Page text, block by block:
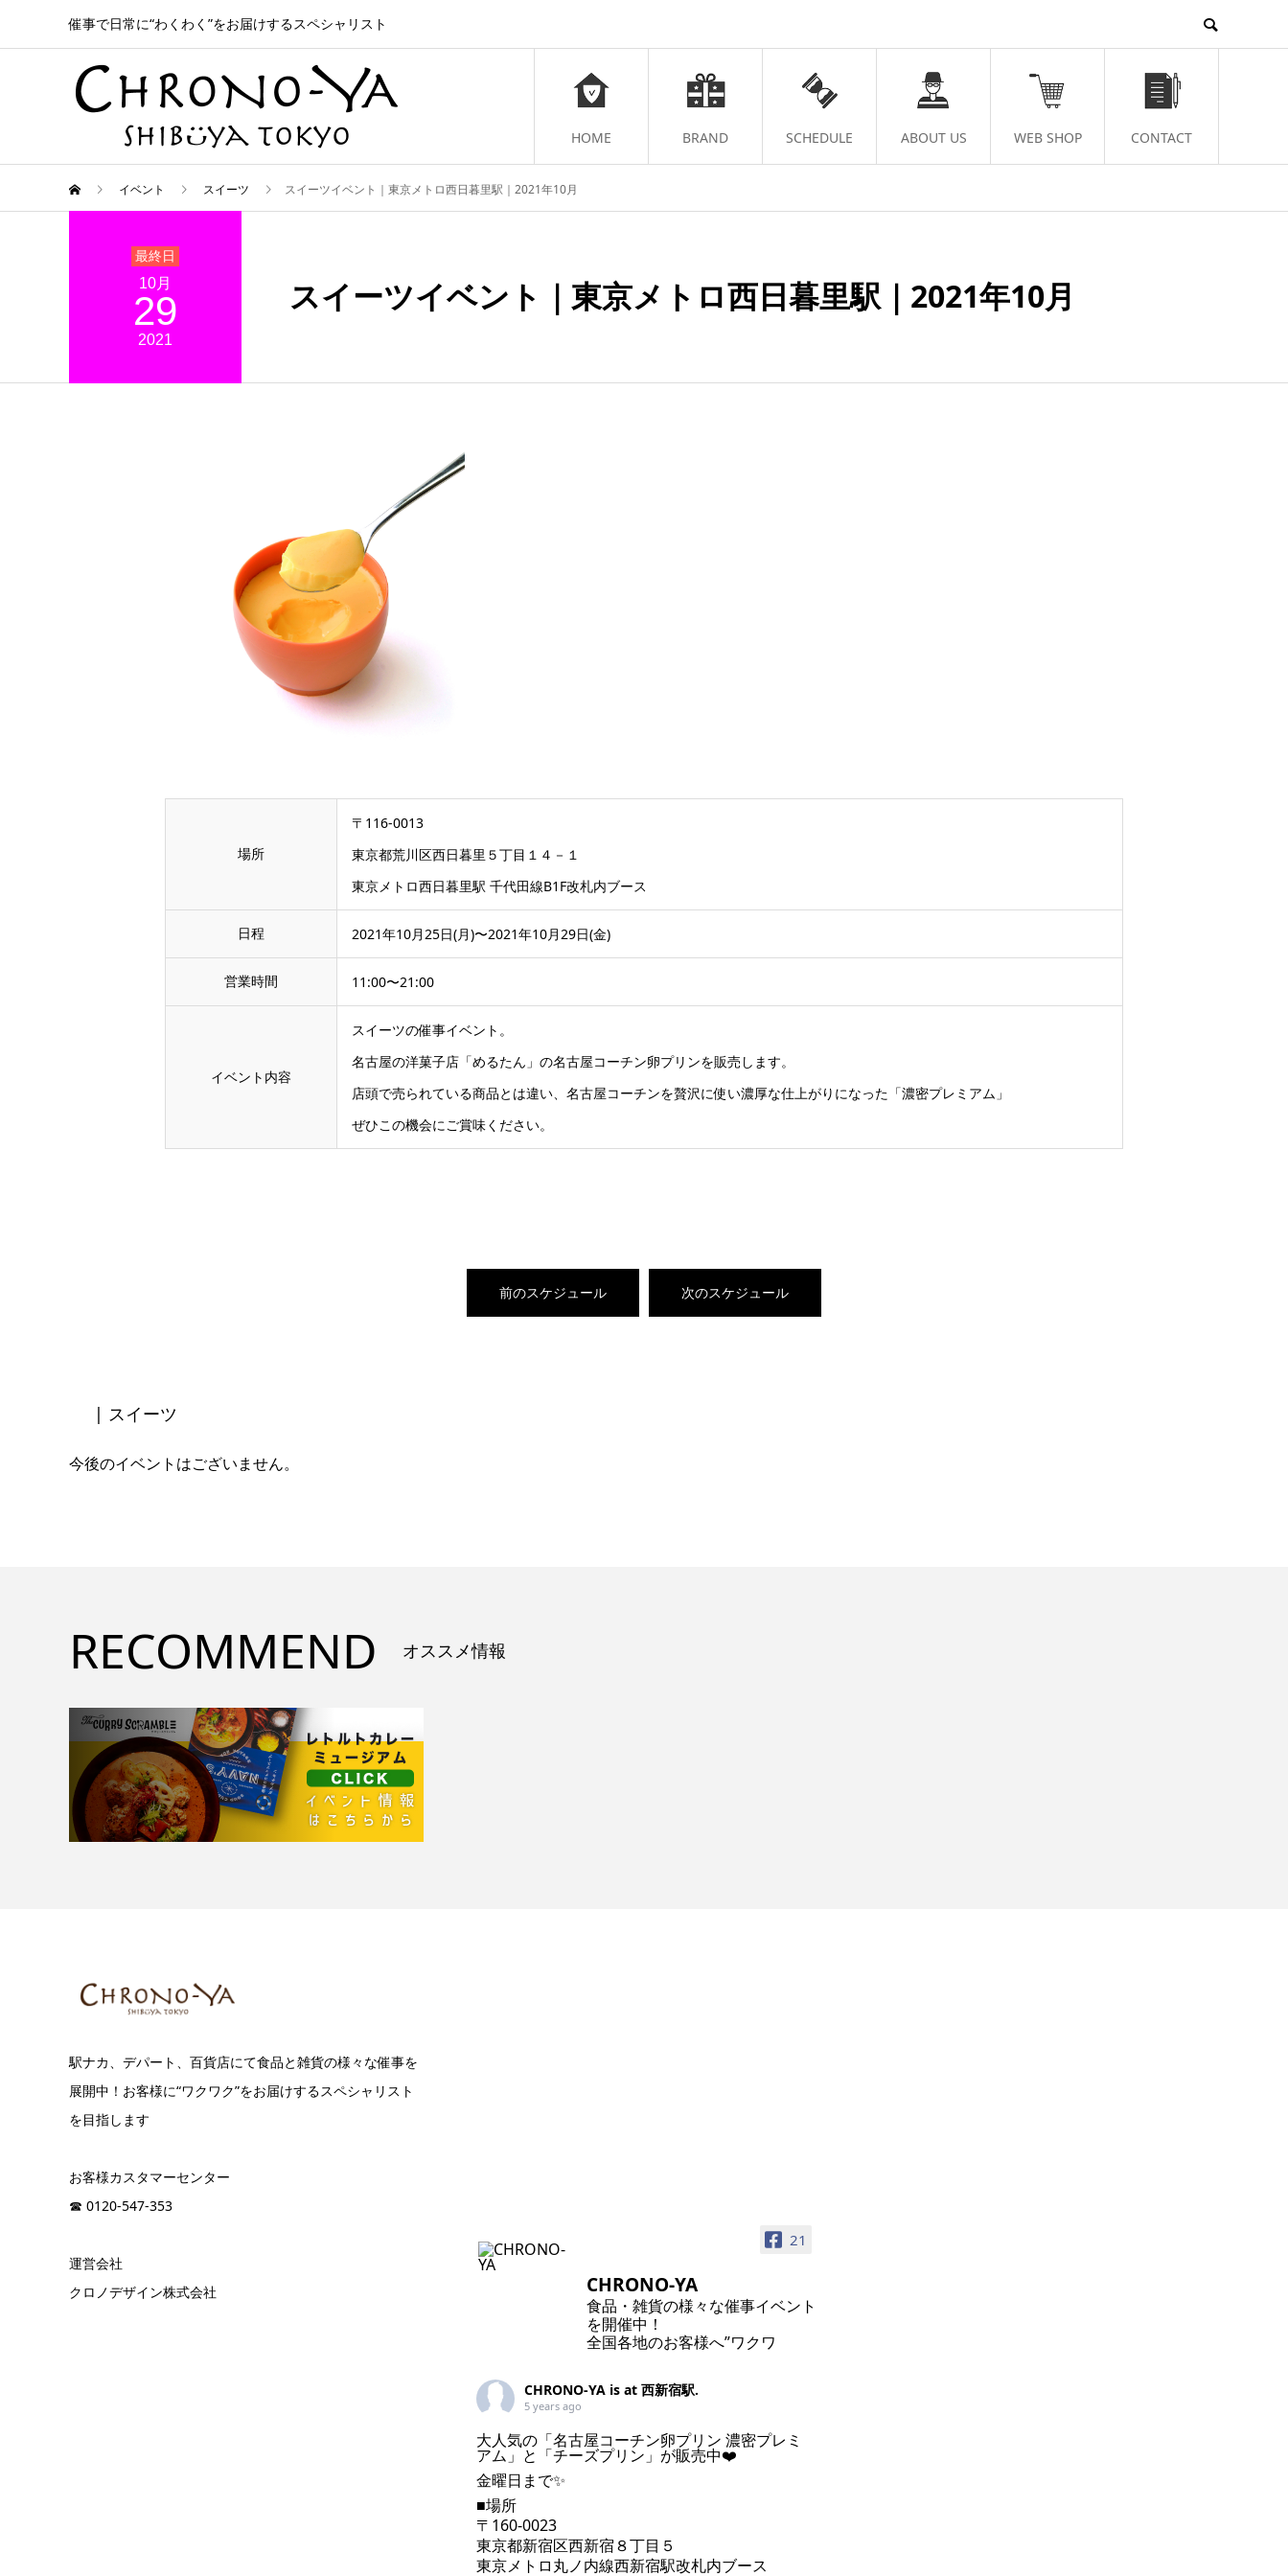
催事で日常に“わくわく”をお届けするスペシャリスト
HOME BRAND SCHEDULE ABOUT US WEB SHOP CONTACT
イベント スイーツ スイーツイベント｜東京メトロ西日暮里駅｜2021年10月
10月
29
2021
スイーツイベント｜東京メトロ西日暮里駅｜2021年10月
場所
〒116-0013
東京都荒川区西日暮里５丁目１４－１
東京メトロ西日暮里駅 千代田線B1F改札内ブース
日程 2021年10月25日(月)〜2021年10月29日(金)
営業時間 11:00〜21:00
イベント内容
スイーツの催事イベント。
名古屋の洋菓子店「めるたん」の名古屋コーチン卵プリンを販売します。
店頭で売られている商品とは違い、名古屋コーチンを贅沢に使い濃厚な仕上がりになった「濃密プレミアム」
ぜひこの機会にご賞味ください。
前のスケジュール 次のスケジュール
| スイーツ
今後のイベントはございません。
RECOMMEND オススメ情報
駅ナカ、デパート、百貨店にて食品と雑貨の様々な催事を
展開中！お客様に“ワクワク”をお届けするスペシャリスト
を目指します
お客様カスタマーセンター
☎︎ 0120-547-353
運営会社
クロノデザイン株式会社
21
CHRONO-YA
食品・雑貨の様々な催事イベント
を開催中！
全国各地のお客様へ”ワクワ
CHRONO-YA is at 西新宿駅.
5 years ago
大人気の「名古屋コーチン卵プリン 濃密プレミ
アム」と「チーズプリン」が販売中❤️
金曜日まで✨
■場所
〒160-0023
東京都新宿区西新宿８丁目５
東京メトロ丸ノ内線西新宿駅改札内ブース